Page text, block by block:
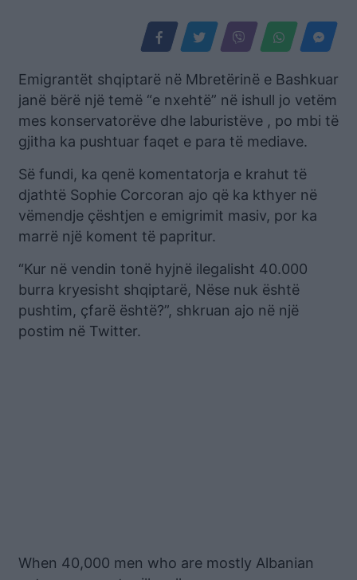
Emigrantët shqiptarë në Mbretërinë e Bashkuar
janë bërë një temë “e nxehtë” në ishull jo vetëm
mes konservatorëve dhe laburistëve , po mbi të
gjitha ka pushtuar faqet e para të mediave.
Së fundi, ka qenë komentatorja e krahut të
djathtë Sophie Corcoran ajo që ka kthyer në
vëmendje çështjen e emigrimit masiv, por ka
marrë një koment të papritur.
“Kur në vendin tonë hyjnë ilegalisht 40.000
burra kryesisht shqiptarë, Nëse nuk është
pushtim, çfarë është?”, shkruan ajo në një
postim në Twitter.
When 40,000 men who are mostly Albanian